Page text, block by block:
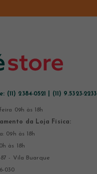
(11) 2384-0521 | (11) 9.5323-2233
09h às 18h
da Loja Física:
09h às 18h
às 18h
- Vila Buarque
030